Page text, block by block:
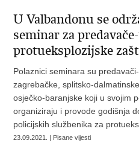
U Valbandonu se
seminar za
protueksplozijske
Polaznici seminara su
zagrebačke, splitsko-
osječko-baranjske koji u svojim
organiziraju i provode godišnja
policijskih službenika za
23.09.2021. | Pisane vijesti